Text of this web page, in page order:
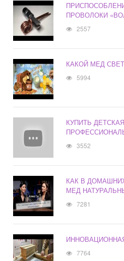
ПРОВОЛОКИ
2557
КАКОЙ МЕД
5994
КУПИТЬ
3552
КАК В
МЕД
7281
7764